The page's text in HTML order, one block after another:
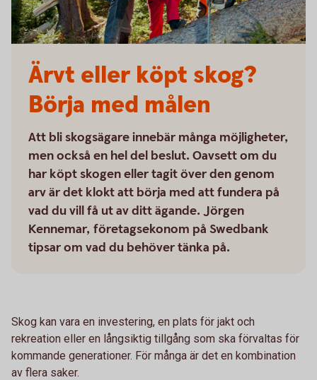
Ärvt eller köpt skog?
Börja med målen
Att bli skogsägare innebär många möjligheter,
men också en hel del beslut. Oavsett om du
har köpt skogen eller tagit över den genom
arv är det klokt att börja med att fundera på
vad du vill få ut av ditt ägande. Jörgen
Kennemar, företagsekonom på Swedbank
tipsar om vad du behöver tänka på.
Skog kan vara en investering, en plats för jakt och
rekreation eller en långsiktig tillgång som ska förvaltas för
kommande generationer. För många är det en kombination
av flera saker.